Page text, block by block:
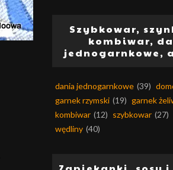
Szybkowar,
kombiwar,
jednogarnkowe,
dania jednogarnkowe (39)
garnek rzymski (19) garnek
kombiwar (12) szybkowar (27)
wędliny (40)